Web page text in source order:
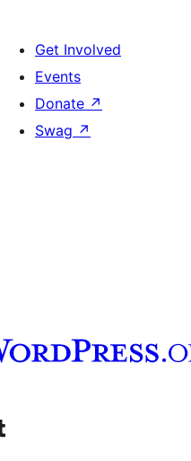
Get Involved
Events
Donate ↗
Swag ↗
channel
our Tumblr account